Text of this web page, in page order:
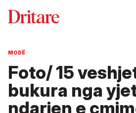
MODË
Foto/ 15
bukura nga
ndarjen e